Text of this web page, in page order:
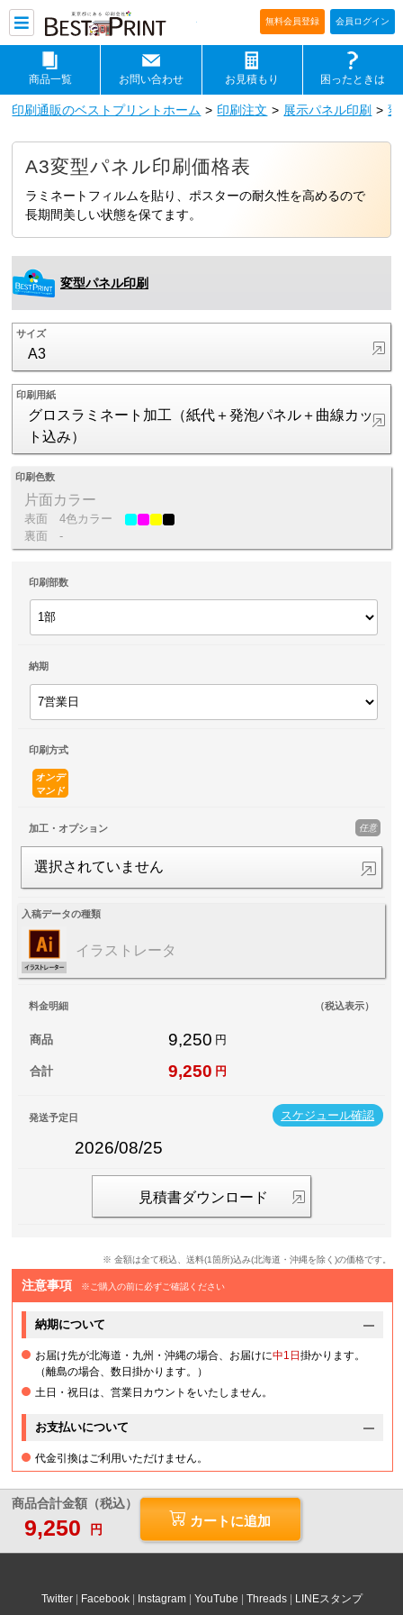
印刷通販ベストプリントベストプリ
無料会員登録 会員ログイン
商品一覧 お問い合わせ お見積もり 困ったときは
印刷通販のベストプリントホーム 印刷注文 展示パネル印刷 変
A3変型パネル印刷価格表
ラミネートフィルムを貼り、ポスターの耐久性を高めるので
長期間美しい状態を保てます。
変型パネル印刷
サイズ
A3
印刷用紙
グロスラミネート加工（紙代＋発泡パネル＋曲線カッ
ト込み）
印刷色数
片面カラー
表面
4色カラー
裏面
-
印刷部数
納期
印刷方式
オンデ
マンド
加工・オプション 任意
選択されていません
入稿データの種類
イラストレータ
料金明細 （税込表示）
商品 9,250 円
合計 9,250 円
スケジュール確認
発送予定日
2026/08/25
見積書ダウンロード
※ 金額は全て税込、送料(1箇所)込み(北海道・沖縄を除く)の価格です。
注意事項 ※ご購入の前に必ずご確認ください
納期について
お届け先が北海道・九州・沖縄の場合、お届けに中1日掛かります。
（離島の場合、数日掛かります。）
土日・祝日は、営業日カウントをいたしません。
お支払いについて
代金引換はご利用いただけません。
商品合計金額（税込）
9,250 円
カートに追加
Twitter Facebook Instagram YouTube Threads LINEスタンプ